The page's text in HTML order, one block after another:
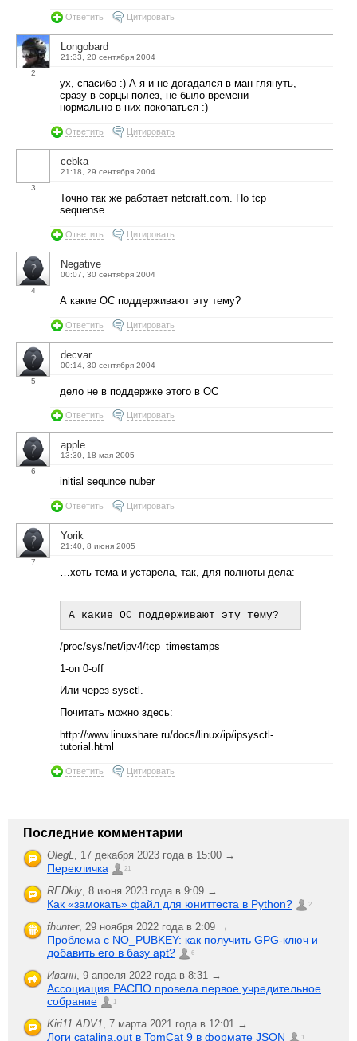
Ответить Цитировать
2
Longobard
21:33, 20 сентября 2004
ух, спасибо :) А я и не догадался в ман глянуть,
сразу в сорцы полез, не было времени
нормально в них покопаться :)
Ответить Цитировать
3
cebka
21:18, 29 сентября 2004
Точно так же работает netcraft.com. По tcp
sequense.
Ответить Цитировать
4
Negative
00:07, 30 сентября 2004
А какие ОС поддерживают эту тему?
Ответить Цитировать
5
decvar
00:14, 30 сентября 2004
дело не в поддержке этого в ОС
Ответить Цитировать
6
apple
13:30, 18 мая 2005
initial sequnce nuber
Ответить Цитировать
7
Yorik
21:40, 8 июня 2005
…хоть тема и устарела, так, для полноты дела:
/proc/sys/net/ipv4/tcp_timestamps
1-on 0-off
Или через sysctl.
Почитать можно здесь:
http://www.linuxshare.ru/docs/linux/ip/ipsysctl-
tutorial.html
Ответить Цитировать
Последние комментарии
OlegL 17 декабря 2023 года в 15:00 →
Перекличка 21
REDkiy 8 июня 2023 года в 9:09 →
Как «замокать» файл для юниттеста в Python? 2
fhunter, 29 ноября 2022 года в 2:09 →
Проблема с NO_PUBKEY: как получить GPG-ключ и
добавить его в базу apt?
6
Иванн 9 апреля 2022 года в 8:31 →
Ассоциация РАСПО провела первое учредительное
собрание
1
Kiri11.ADV1 7 марта 2021 года в 12:01 →
Логи catalina.out в TomCat 9 в формате JSON 1